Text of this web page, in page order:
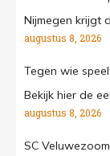
Nijmegen krijgt
augustus 8, 2026
Tegen wie
Bekijk hier de
augustus 8, 2026
SC